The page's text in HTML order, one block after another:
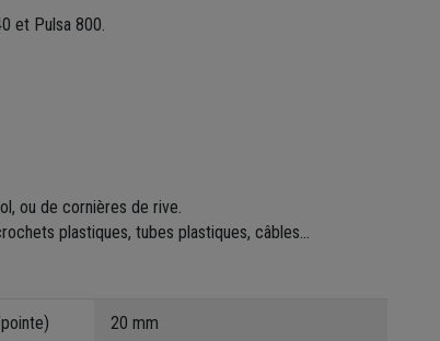
et Pulsa 800.
ou de cornières de rive.
plastiques, tubes plastiques, câbles...
20 mm